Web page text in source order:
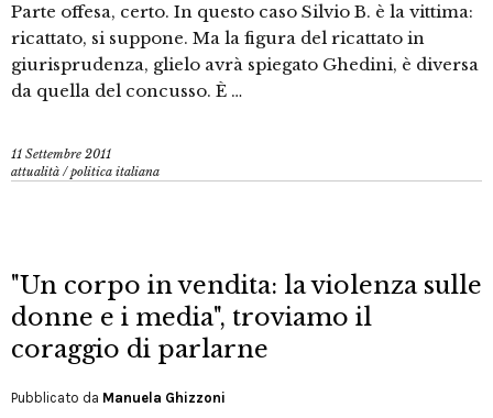
Parte offesa, certo. In questo caso Silvio B. è la vittima:
ricattato, si suppone. Ma la figura del ricattato in
giurisprudenza, glielo avrà spiegato Ghedini, è diversa
da quella del concusso. È …
11 Settembre 2011
attualità /politica italiana
"Un corpo in vendita: la violenza sulle
donne e i media", troviamo il
coraggio di parlarne
Pubblicato da Manuela Ghizzoni